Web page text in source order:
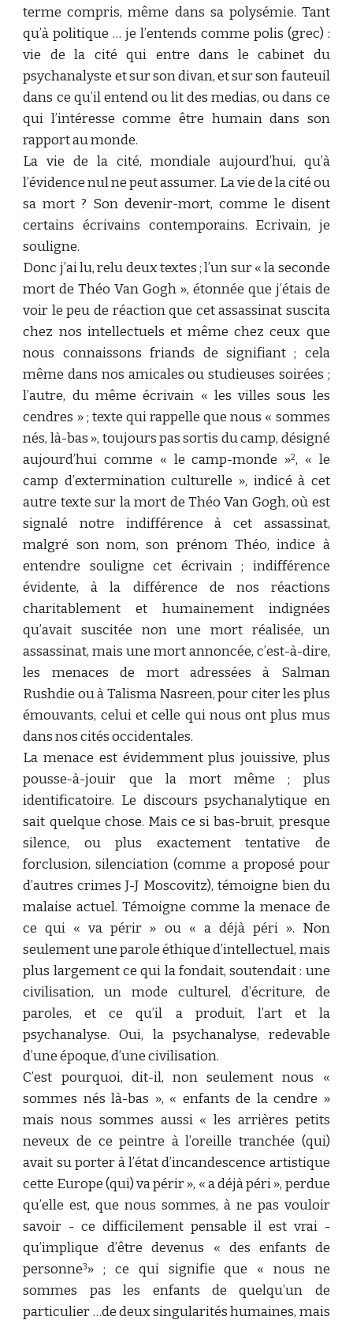
terme compris, même dans sa polysémie. Tant
qu’à politique … je l’entends comme polis (grec) :
vie de la cité qui entre dans le cabinet du
psychanalyste et sur son divan, et sur son fauteuil
dans ce qu’il entend ou lit des medias, ou dans ce
qui l’intéresse comme être humain dans son
rapport au monde.
La vie de la cité, mondiale aujourd’hui, qu’à
l’évidence nul ne peut assumer. La vie de la cité ou
sa mort ? Son devenir-mort, comme le disent
certains écrivains contemporains. Ecrivain, je
souligne.
Donc j’ai lu, relu deux textes ; l’un sur « la seconde
mort de Théo Van Gogh », étonnée que j’étais de
voir le peu de réaction que cet assassinat suscita
chez nos intellectuels et même chez ceux que
nous connaissons friands de signifiant ; cela
même dans nos amicales ou studieuses soirées ;
l’autre, du même écrivain « les villes sous les
cendres » ; texte qui rappelle que nous « sommes
nés, là-bas », toujours pas sortis du camp, désigné
aujourd’hui comme « le camp-monde »2, « le
camp d’extermination culturelle », indicé à cet
autre texte sur la mort de Théo Van Gogh, où est
signalé notre indifférence à cet assassinat,
malgré son nom, son prénom Théo, indice à
entendre souligne cet écrivain ; indifférence
évidente, à la différence de nos réactions
charitablement et humainement indignées
qu’avait suscitée non une mort réalisée, un
assassinat, mais une mort annoncée, c’est-à-dire,
les menaces de mort adressées à Salman
Rushdie ou à Talisma Nasreen, pour citer les plus
émouvants, celui et celle qui nous ont plus mus
dans nos cités occidentales.
La menace est évidemment plus jouissive, plus
pousse-à-jouir que la mort même ; plus
identificatoire. Le discours psychanalytique en
sait quelque chose. Mais ce si bas-bruit, presque
silence, ou plus exactement tentative de
forclusion, silenciation (comme a proposé pour
d’autres crimes J-J Moscovitz), témoigne bien du
malaise actuel. Témoigne comme la menace de
ce qui « va périr » ou « a déjà péri ». Non
seulement une parole éthique d’intellectuel, mais
plus largement ce qui la fondait, soutendait : une
civilisation, un mode culturel, d’écriture, de
paroles, et ce qu’il a produit, l’art et la
psychanalyse. Oui, la psychanalyse, redevable
d’une époque, d’une civilisation.
C’est pourquoi, dit-il, non seulement nous «
sommes nés là-bas », « enfants de la cendre »
mais nous sommes aussi « les arrières petits
neveux de ce peintre à l’oreille tranchée (qui)
avait su porter à l’état d’incandescence artistique
cette Europe (qui) va périr », « a déjà péri », perdue
qu’elle est, que nous sommes, à ne pas vouloir
savoir - ce difficilement pensable il est vrai -
qu’implique d’être devenus « des enfants de
personne3» ; ce qui signifie que « nous ne
sommes pas les enfants de quelqu’un de
particulier …de deux singularités humaines, mais